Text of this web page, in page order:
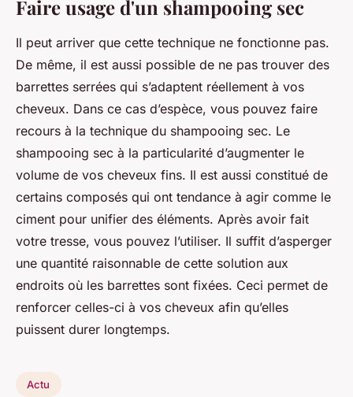
Faire usage d'un shampooing sec
Il peut arriver que cette technique ne fonctionne pas.
De même, il est aussi possible de ne pas trouver des
barrettes serrées qui s’adaptent réellement à vos
cheveux. Dans ce cas d’espèce, vous pouvez faire
recours à la technique du shampooing sec. Le
shampooing sec à la particularité d’augmenter le
volume de vos cheveux fins. Il est aussi constitué de
certains composés qui ont tendance à agir comme le
ciment pour unifier des éléments. Après avoir fait
votre tresse, vous pouvez l’utiliser. Il suffit d’asperger
une quantité raisonnable de cette solution aux
endroits où les barrettes sont fixées. Ceci permet de
renforcer celles-ci à vos cheveux afin qu’elles
puissent durer longtemps.
Actu